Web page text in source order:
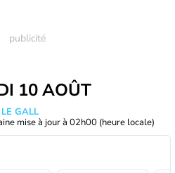
10 AOÛT
GALL
mise à jour à 02h00 (heure locale)